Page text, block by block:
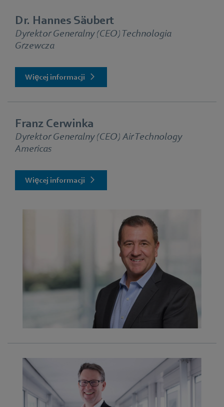
Dr. Hannes Säubert
Dyrektor Generalny (CEO) Technologia
Grzewcza
Więcej informacji
Franz Cerwinka
Dyrektor Generalny (CEO) Air Technology
Americas
Więcej informacji